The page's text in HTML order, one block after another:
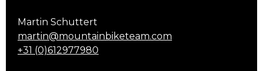
Martin Schuttert
martin@mountainbiketeam.com
+31 (0)612977980